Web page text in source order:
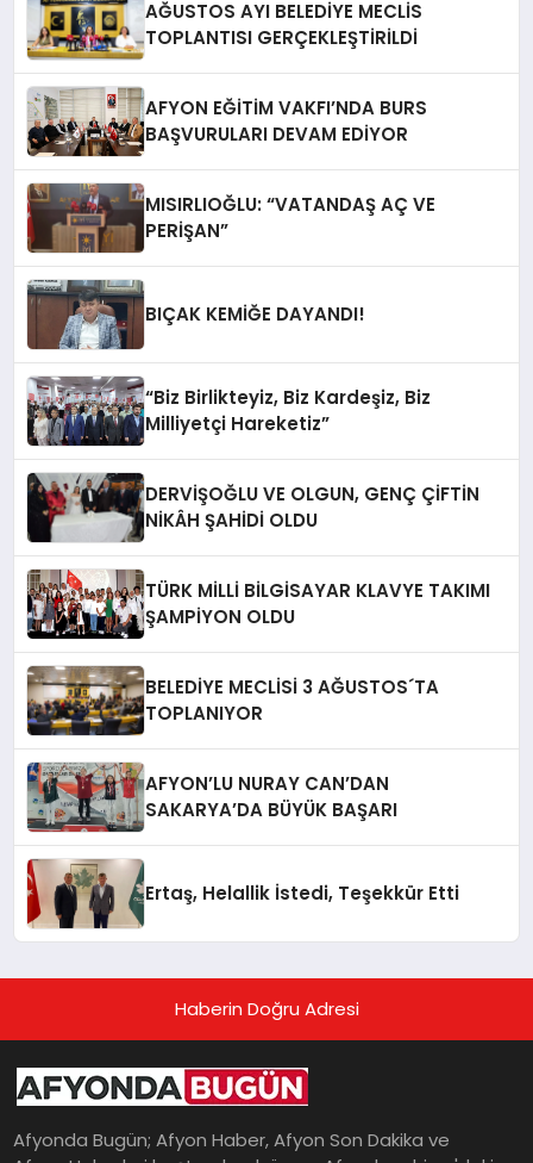
AĞUSTOS AYI BELEDİYE MECLİS
TOPLANTISI GERÇEKLEŞTİRİLDİ
AFYON EĞİTİM VAKFI’NDA BURS
BAŞVURULARI DEVAM EDİYOR
MISIRLIOĞLU: “VATANDAŞ AÇ VE
PERİŞAN”
BIÇAK KEMİĞE DAYANDI!
“Biz Birlikteyiz, Biz Kardeşiz, Biz
Milliyetçi Hareketiz”
DERVİŞOĞLU VE OLGUN, GENÇ ÇİFTİN
NİKÂH ŞAHİDİ OLDU
TÜRK MİLLİ BİLGİSAYAR KLAVYE TAKIMI
ŞAMPİYON OLDU
BELEDİYE MECLİSİ 3 AĞUSTOS´TA
TOPLANIYOR
AFYON’LU NURAY CAN’DAN
SAKARYA’DA BÜYÜK BAŞARI
Ertaş, Helallik İstedi, Teşekkür Etti
Haberin Doğru Adresi
Afyonda Bugün; Afyon Haber, Afyon Son Dakika ve